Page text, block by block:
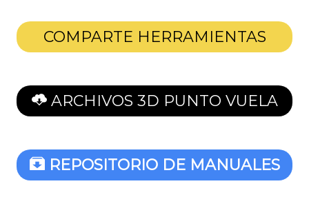
COMPARTE HERRAMIENTAS
ARCHIVOS 3D PUNTO VUELA
REPOSITORIO DE MANUALES